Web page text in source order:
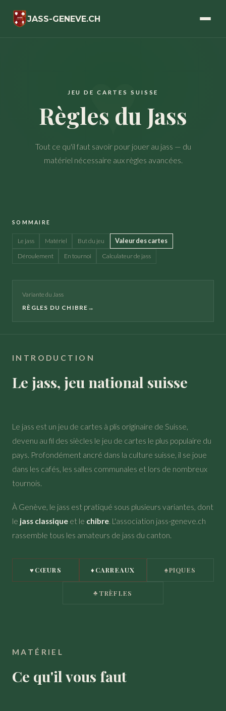
JASS-GENEVE.CH
JEU DE CARTES SUISSE
Règles du Jass
Tout ce qu'il faut savoir pour jouer au jass — du
matériel nécessaire aux règles avancées.
SOMMAIRE
Le jass Matériel But du jeu
Valeur des cartes
Déroulement
En tournoi Calculateur de jass
Variante du Jass
RÈGLES DU CHIBRE →
INTRODUCTION
Le jass, jeu national suisse
Le jass est un jeu de cartes à plis originaire de Suisse,
devenu au fil des siècles le jeu de cartes le plus populaire du
pays. Profondément ancré dans la culture suisse, il se joue
dans les cafés, les salles communales et lors de nombreux
tournois.
À Genève, le jass est pratiqué sous plusieurs variantes, dont
le jass classique et le chibre. L'association jass-geneve.ch
rassemble tous les amateurs de jass du canton.
♥ CŒURS ♦ CARREAUX ♠PIQUES
♣ TRÈFLES
MATÉRIEL
Ce qu'il vous faut